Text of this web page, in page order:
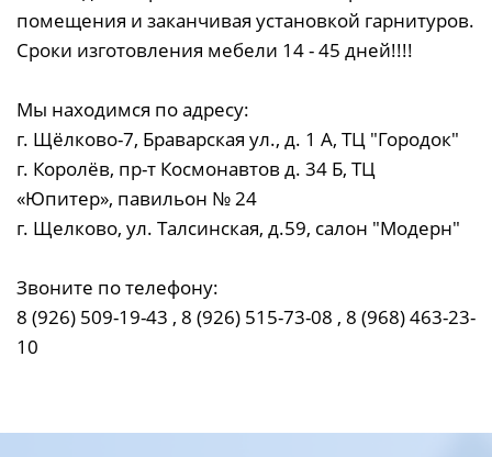
помещения и заканчивая установкой гарнитуров.
Сроки изготовления мебели 14 - 45 дней!!!!
Мы находимся по адресу:
г. Щёлково-7, Браварская ул., д. 1 А, ТЦ "Городок"
г. Королёв, пр-т Космонавтов д. 34 Б, ТЦ
«Юпитер», павильон № 24
г. Щелково, ул. Талсинская, д.59, салон "Модерн"
Звоните по телефону:
8 (926) 509-19-43 , 8 (926) 515-73-08 , 8 (968) 463-23-
10